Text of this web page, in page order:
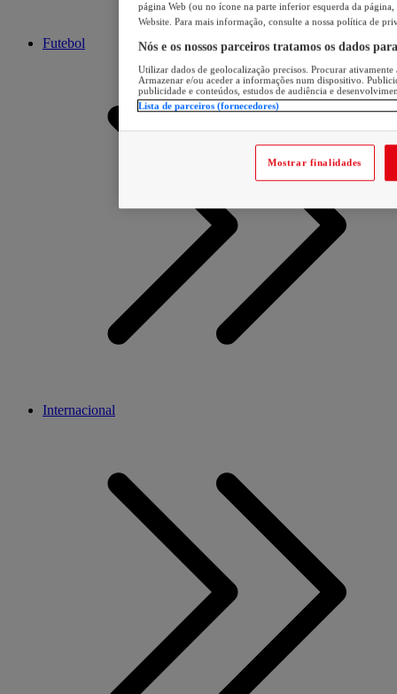
Futebol
Internacional
página Web (ou no ícone na parte inferior esquerda da página,
Website. Para mais informação, consulte a nossa política de
Nós e os nossos parceiros tratamos os dados
Utilizar dados de geolocalização precisos. Procurar
Armazenar e/ou aceder a informações num dispositivo.
publicidade e conteúdos, estudos de audiência e
Lista de parceiros (fornecedores)
Mostrar finalidades